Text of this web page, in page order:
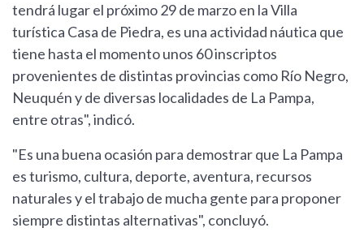
tendrá lugar el próximo 29 de marzo en la Villa
turística Casa de Piedra, es una actividad náutica que
tiene hasta el momento unos 60 inscriptos
provenientes de distintas provincias como Río Negro,
Neuquén y de diversas localidades de La Pampa,
entre otras", indicó.
"Es una buena ocasión para demostrar que La Pampa
es turismo, cultura, deporte, aventura, recursos
naturales y el trabajo de mucha gente para proponer
siempre distintas alternativas", concluyó.